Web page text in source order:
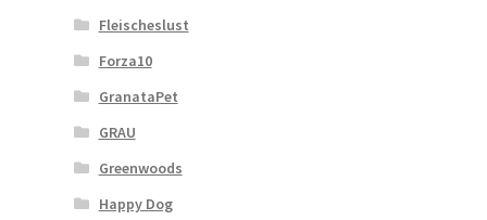
Fleischeslust
Forza10
GranataPet
GRAU
Greenwoods
Happy Dog